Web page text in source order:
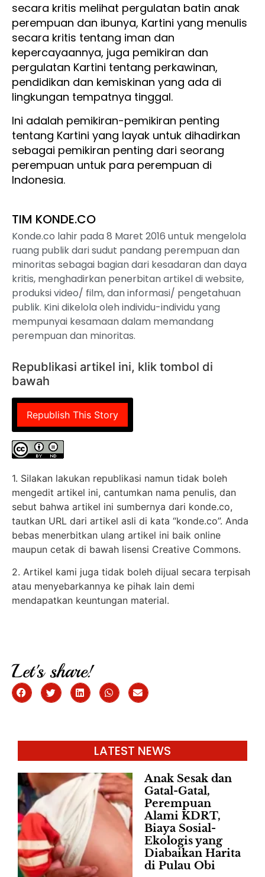
secara kritis melihat pergulatan batin anak
perempuan dan ibunya, Kartini yang menulis
secara kritis tentang iman dan
kepercayaannya, juga pemikiran dan
pergulatan Kartini tentang perkawinan,
pendidikan dan kemiskinan yang ada di
lingkungan tempatnya tinggal.
Ini adalah pemikiran-pemikiran penting
tentang Kartini yang layak untuk dihadirkan
sebagai pemikiran penting dari seorang
perempuan untuk para perempuan di
Indonesia.
TIM KONDE.CO
Konde.co lahir pada 8 Maret 2016 untuk mengelola
ruang publik dari sudut pandang perempuan dan
minoritas sebagai bagian dari kesadaran dan daya
kritis, menghadirkan penerbitan artikel di website,
produksi video/ film, dan informasi/ pengetahuan
publik. Kini dikelola oleh individu-individu yang
mempunyai kesamaan dalam memandang
perempuan dan minoritas.
Republikasi artikel ini, klik tombol di
bawah
Republish This Story
1. Silakan lakukan republikasi namun tidak boleh
mengedit artikel ini, cantumkan nama penulis, dan
sebut bahwa artikel ini sumbernya dari konde.co,
tautkan URL dari artikel asli di kata “konde.co”. Anda
bebas menerbitkan ulang artikel ini baik online
maupun cetak di bawah lisensi Creative Commons.
2. Artikel kami juga tidak boleh dijual secara terpisah
atau menyebarkannya ke pihak lain demi
mendapatkan keuntungan material.
Let's share!
LATEST NEWS
Anak Sesak dan
Gatal-Gatal,
Perempuan
Alami KDRT,
Biaya Sosial-
Ekologis yang
Diabaikan Harita
di Pulau Obi